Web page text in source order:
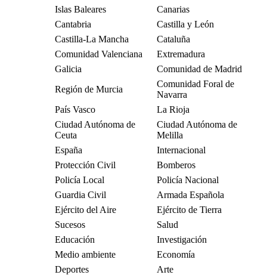
Islas Baleares
Canarias
Cantabria
Castilla y León
Castilla-La Mancha
Cataluña
Comunidad Valenciana
Extremadura
Galicia
Comunidad de Madrid
Región de Murcia
Comunidad Foral de
Navarra
País Vasco
La Rioja
Ciudad Autónoma de
Ceuta
Ciudad Autónoma de
Melilla
España
Internacional
Protección Civil
Bomberos
Policía Local
Policía Nacional
Guardia Civil
Armada Española
Ejército del Aire
Ejército de Tierra
Sucesos
Salud
Educación
Investigación
Medio ambiente
Economía
Deportes
Arte